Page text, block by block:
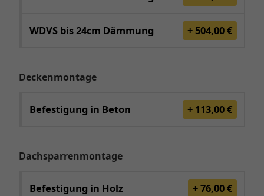
WDVS bis 24cm Dämmung + 504,00 €
Deckenmontage
Befestigung in Beton + 113,00 €
Dachsparrenmontage
Befestigung in Holz + 76,00 €